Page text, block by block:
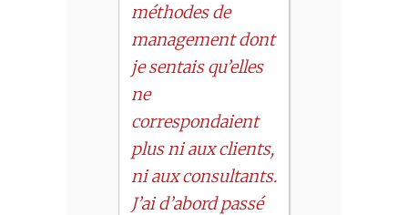
méthodes de
management dont
je sentais qu’elles
ne
correspondaient
plus ni aux clients,
ni aux consultants.
J’ai d’abord passé